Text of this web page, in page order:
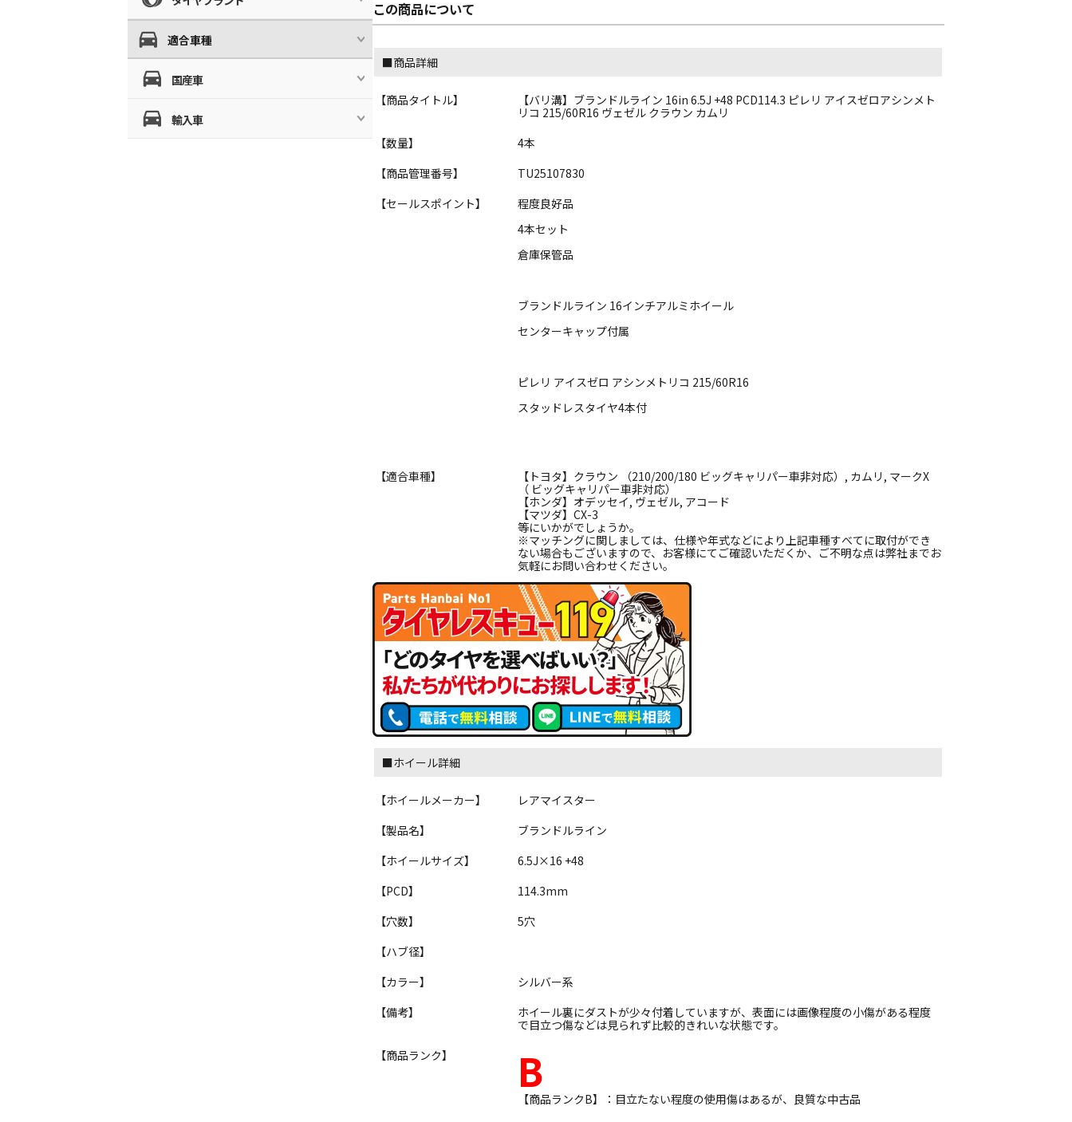
この商品について
■商品詳細
【商品タイトル】
【バリ溝】ブランドルライン 16in 6.5J +48 PCD114.3 ピレリ アイスゼロアシンメト
リコ 215/60R16 ヴェゼル クラウン カムリ
【数量】
4本
【商品管理番号】
TU25107830
【セールスポイント】
程度良好品
4本セット
倉庫保管品
ブランドルライン 16インチアルミホイール
センターキャップ付属
ピレリ アイスゼロ アシンメトリコ 215/60R16
スタッドレスタイヤ4本付
【適合車種】
【トヨタ】クラウン （210/200/180 ビッグキャリパー車非対応）, カムリ, マークX
（ ビッグキャリパー車非対応）
【ホンダ】オデッセイ, ヴェゼル, アコード
【マツダ】CX-3
等にいかがでしょうか。
※マッチングに関しましては、仕様や年式などにより上記車種すべてに取付ができ
ない場合もございますので、お客様にてご確認いただくか、ご不明な点は弊社までお
気軽にお問い合わせください。
■ホイール詳細
【ホイールメーカー】
レアマイスター
【製品名】
ブランドルライン
【ホイールサイズ】
6.5J×16 +48
【PCD】
114.3mm
【穴数】
5穴
【ハブ径】
【カラー】
シルバー系
【備考】
ホイール裏にダストが少々付着していますが、表面には画像程度の小傷がある程度
で目立つ傷などは見られず比較的きれいな状態です。
【商品ランク】
B
【商品ランクB】：目立たない程度の使用傷はあるが、良質な中古品
適合車種
国産車
輸入車